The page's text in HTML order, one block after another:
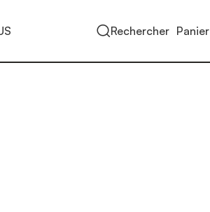
Rechercher Panier